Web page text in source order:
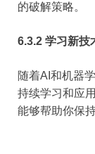
的破解策略。
6.3.2 学习新技
随着AI和机器
持续学习和应
能够帮助你保